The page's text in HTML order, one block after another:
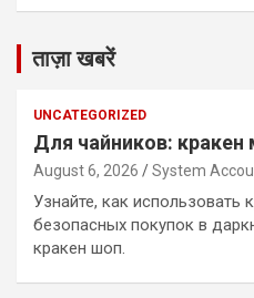
ताज़ा खबरें
UNCATEGORIZED
Для чайников: кракен
August 6, 2026 System
Узнайте, как использовать
безопасных покупок в
кракен шоп.